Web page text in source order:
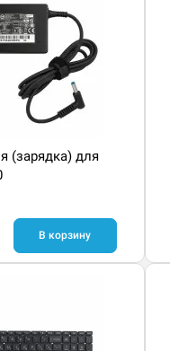
(зарядка) для
В корзину